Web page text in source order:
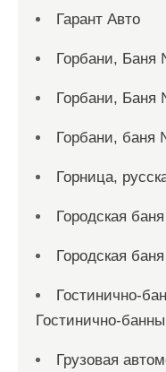
Гарант Авто
Горбани, Баня
Горбани, Баня
Горбани, баня
Горница,
Городская баня
Городская
Гостинично-
Гостинично-
Грузовая